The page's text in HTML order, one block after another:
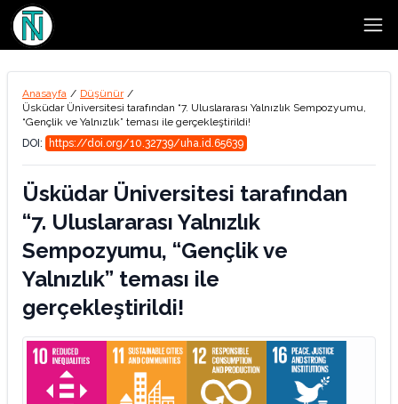
Anasayfa / Düşünür /
Üsküdar Üniversitesi tarafından “7. Uluslararası Yalnızlık Sempozyumu,
“Gençlik ve Yalnızlık” teması ile gerçekleştirildi!
DOI:
https://doi.org/10.32739/uha.id.65639
Üsküdar Üniversitesi tarafından
“7. Uluslararası Yalnızlık
Sempozyumu, “Gençlik ve
Yalnızlık” teması ile
gerçekleştirildi!